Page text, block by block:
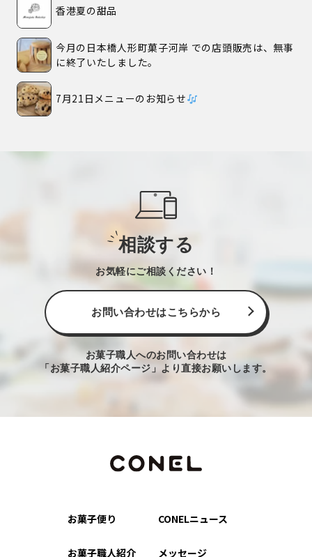
香港夏の甜品
今月の日本橋人形町菓子河岸 での店頭販売は、無事
に終了いたしました。
7月21日メニューのお知らせ
相談する
お気軽にご相談ください！
お問い合わせはこちらから
お菓子職人へのお問い合わせは
「お菓子職人紹介ページ」より直接お願いします。
お菓子便り CONELニュース
お菓子職人紹介 メッセージ